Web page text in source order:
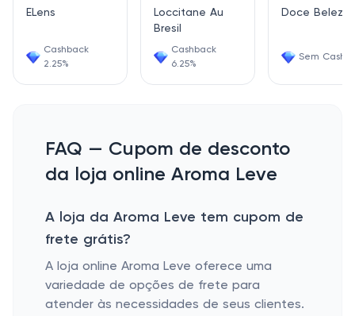
ELens
Cashback
2.25%
Loccitane Au
Bresil
Cashback
6.25%
Doce Beleza
Sem
FAQ — Cupom de desconto
da loja online Aroma Leve
A loja da Aroma Leve tem cupom de
frete grátis?
A loja online Aroma Leve oferece uma
variedade de opções de frete para
atender às necessidades de seus clientes.